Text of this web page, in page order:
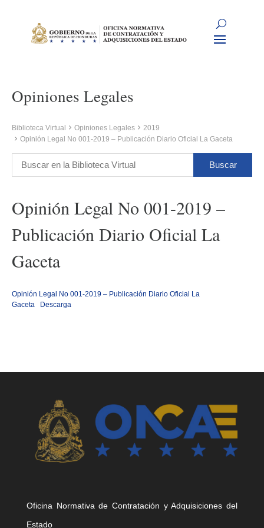
Opiniones Legales
Biblioteca Virtual Opiniones Legales
2019
Opinión Legal No 001-2019 – Publicación Diario Oficial La Gaceta
Opinión Legal No 001-2019 –
Publicación Diario Oficial La
Gaceta
Opinión Legal No 001-2019 – Publicación Diario Oficial La
Gaceta
Descarga
Oficina Normativa de Contratación y Adquisiciones del
Estado